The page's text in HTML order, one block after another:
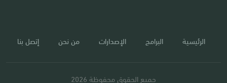
الرئيسية البرامج الإصدارات من نحن إتصل بنا
جميع الحقوق محفوظة 2026